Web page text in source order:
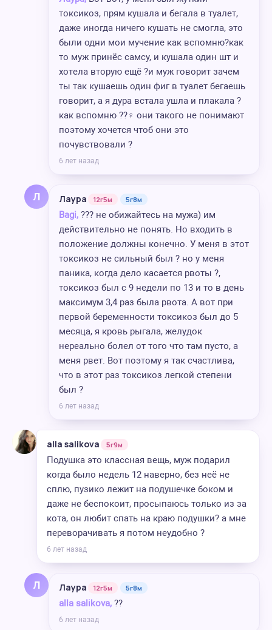
токсикоз, прям кушала и бегала в туалет,
даже иногда ничего кушать не смогла, это
были одни мои мучение как вспомню?как
то муж принёс самсу, и кушала один шт и
хотела вторую ещё ?и муж говорит зачем
ты так кушаешь один фиг в туалет бегаешь
говорит, а я дура встала ушла и плакала ?
как вспомню ??‍♀️ они такого не понимают
поэтому хочется чтоб они это
почувствовали ?
6 лет назад
Л Лаура 12г5м 5г8м
Bagi, ??? не обижайтесь на мужа) им
действительно не понять. Но входить в
положение должны конечно. У меня в этот
токсикоз не сильный был ? но у меня
паника, когда дело касается рвоты ?,
токсикоз был с 9 недели по 13 и то в день
максимум 3,4 раз была рвота. А вот при
первой беременности токсикоз был до 5
месяца, я кровь рыгала, желудок
нереально болел от того что там пусто, а
меня рвет. Вот поэтому я так счастлива,
что в этот раз токсикоз легкой степени
был ?
6 лет назад
alla salikova 5г9м
Подушка это классная вещь, муж подарил
когда было недель 12 наверно, без неё не
сплю, пузико лежит на подушечке боком и
даже не беспокоит, просыпаюсь только из за
кота, он любит спать на краю подушки? а мне
переворачивать я потом неудобно ?
6 лет назад
Л Лаура 12г5м 5г8м
alla salikova, ??
6 лет назад